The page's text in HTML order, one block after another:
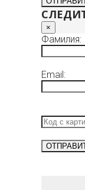
×
Фамилия:
Email: